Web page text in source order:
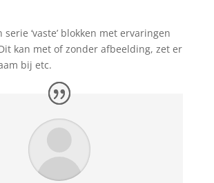
‘vaste’ blokken met ervaringen
kan met of zonder afbeelding, zet er
bij etc.